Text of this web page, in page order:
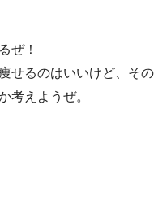
ぜ！
せるのはいいけど、その
考えようぜ。